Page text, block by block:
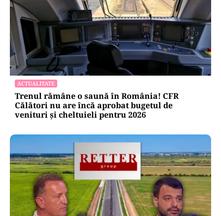
ACTUALITATE
Trenul rămâne o saună în România! CFR
Călători nu are încă aprobat bugetul de
venituri și cheltuieli pentru 2026